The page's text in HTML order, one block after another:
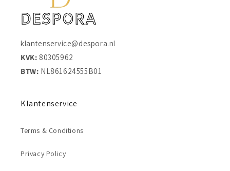
klantenservice@despora.nl
KVK: 80305962
BTW: NL861624555B01
Klantenservice
Terms & Conditions
Privacy Policy